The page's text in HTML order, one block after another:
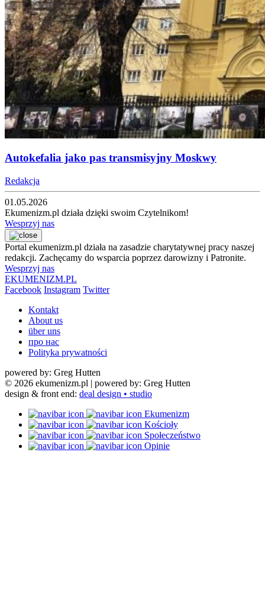
Autokefalia jako pas transmisyjny Moskwy
Redakcja
01.05.2026
Ekumenizm.pl działa dzięki swoim Czytelnikom!
Wesprzyj nas
Portal ekumenizm.pl działa na zasadzie charytatywnej pracy naszej
redakcji. Zachęcamy do wsparcia poprzez darowizny i Patronite.
Wesprzyj nas
EKUMENIZM.PL
Facebook Instagram Twitter
Kontakt
About us
über uns
про нас
Polityka prywatności
powered by: Greg Hutten
© 2026 ekumenizm.pl | powered by: Greg Hutten
design & front end: deal design • studio
Ekumenizm
Kościoły
Społeczeństwo
Opinie